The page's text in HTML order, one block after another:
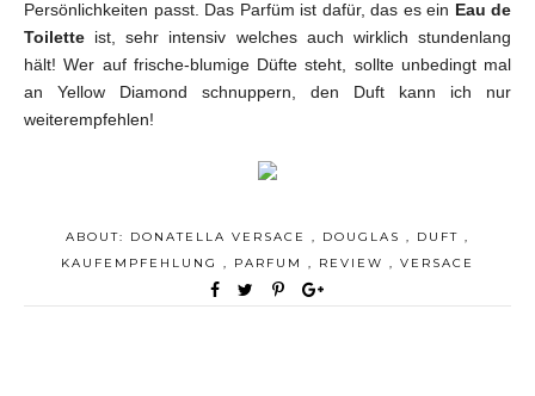
Persönlichkeiten passt. Das Parfüm ist dafür, das es ein Eau de
Toilette ist, sehr intensiv welches auch wirklich stundenlang
hält! Wer auf frische-blumige Düfte steht, sollte unbedingt mal
an Yellow Diamond schnuppern, den Duft kann ich nur
weiterempfehlen!
ABOUT: DONATELLA VERSACE , DOUGLAS , DUFT ,
KAUFEMPFEHLUNG , PARFUM , REVIEW , VERSACE